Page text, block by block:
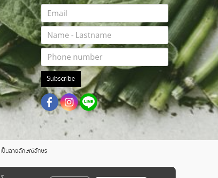
Subscribe
เป็นลายลักษณ์อักษร